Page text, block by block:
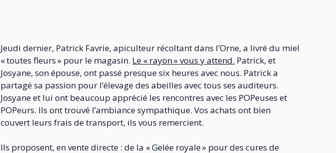
Jeudi dernier, Patrick Favrie, apiculteur récoltant dans l’Orne, a livré du miel
« toutes fleurs » pour le magasin. Le « rayon » vous y attend. Patrick, et
Josyane, son épouse, ont passé presque six heures avec nous. Patrick a
partagé sa passion pour l’élevage des abeilles avec tous ses auditeurs.
Josyane et lui ont beaucoup apprécié les rencontres avec les POPeuses et
POPeurs. Ils ont trouvé l’ambiance sympathique. Vos achats ont bien
couvert leurs frais de transport, ils vous remercient.
Ils proposent, en vente directe : de la « Gelée royale » pour des cures de